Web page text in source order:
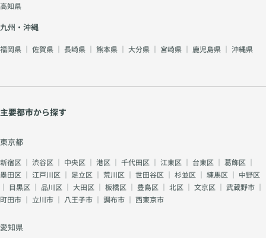
高知県
九州・沖縄
福岡県 ｜ 佐賀県 ｜ 長崎県 ｜ 熊本県 ｜ 大分県 ｜ 宮崎県 ｜ 鹿児島県 ｜ 沖縄県
主要都市から探す
東京都
新宿区 ｜ 渋谷区 ｜ 中央区 ｜ 港区 ｜ 千代田区 ｜ 江東区 ｜ 台東区 ｜ 葛飾区 ｜
墨田区 ｜ 江戸川区 ｜ 足立区 ｜ 荒川区 ｜ 世田谷区 ｜ 杉並区 ｜ 練馬区 ｜ 中野区
｜ 目黒区 ｜ 品川区 ｜ 大田区 ｜ 板橋区 ｜ 豊島区 ｜ 北区 ｜ 文京区 ｜ 武蔵野市 ｜
町田市 ｜ 立川市 ｜ 八王子市 ｜ 調布市 ｜ 西東京市
愛知県